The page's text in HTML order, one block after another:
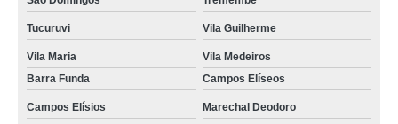
Tucuruvi Vila Guilherme
Vila Maria
Vila Medeiros
Barra Funda
Campos Elíseos
Campos Elísios Marechal Deodoro